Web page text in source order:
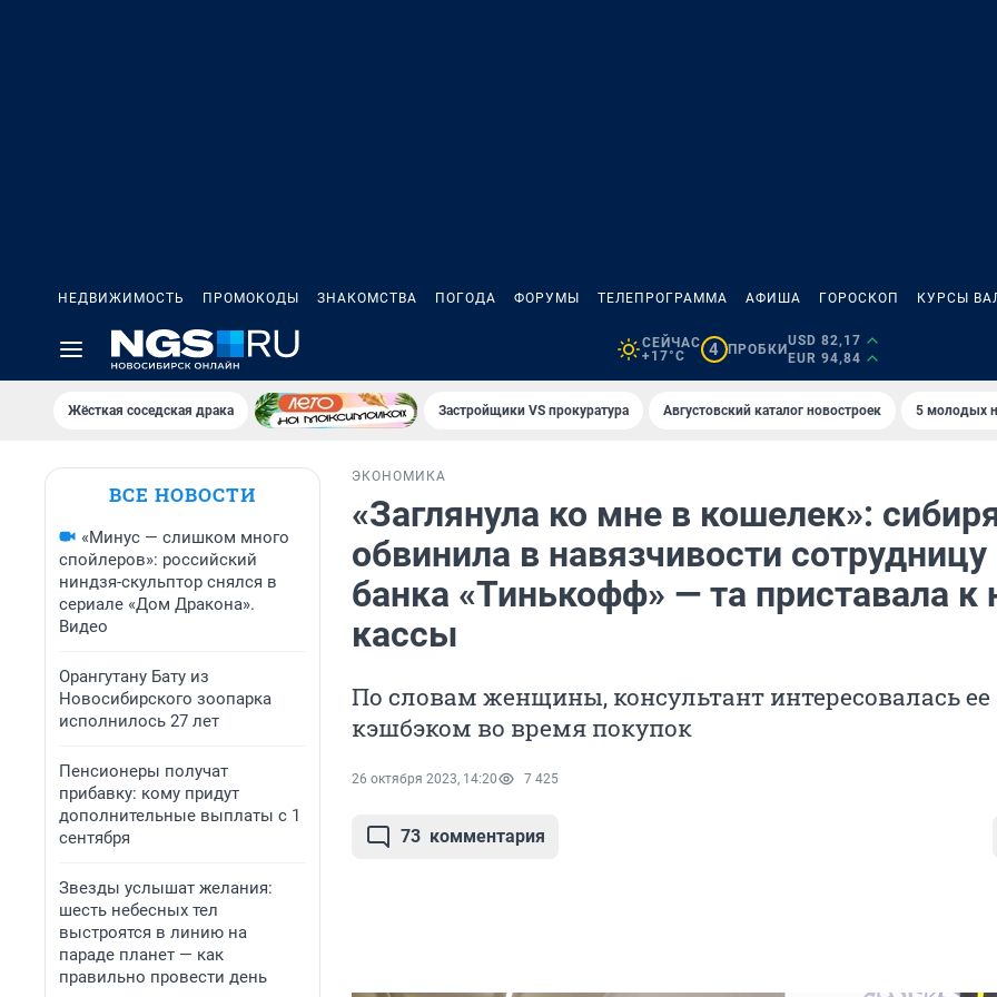
НЕДВИЖИМОСТЬ ПРОМОКОДЫ ЗНАКОМСТВА ПОГОДА ФОРУМЫ ТЕЛЕПРОГРАММА АФИША ГОРОСКОП КУРСЫ
СЕЙЧАС
+17°C
4 ПРОБКИ
USD 82,17
EUR 94,84
Жёсткая соседская драка Застройщики VS прокуратура Августовский каталог новостроек 5 молодых
ВСЕ НОВОСТИ
«Минус — слишком много
спойлеров»: российский
ниндзя-скульптор снялся в
сериале «Дом Дракона».
Видео
Орангутану Бату из
Новосибирского зоопарка
исполнилось 27 лет
Пенсионеры получат
прибавку: кому придут
дополнительные выплаты с 1
сентября
Звезды услышат желания:
шесть небесных тел
выстроятся в линию на
параде планет — как
правильно провести день
ЭКОНОМИКА
«Заглянула ко мне в кошелек»:
обвинила в навязчивости сотрудницу
банка «Тинькофф» — та приставала к
кассы
По словам женщины, консультант интересовалась ее
кэшбэком во время покупок
26 октября 2023, 14:20 7 425
73 комментария